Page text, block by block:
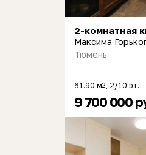
2-комнатная
Максима
Тюмень
61.90 м2 , 2/10 эт.
9 700 000